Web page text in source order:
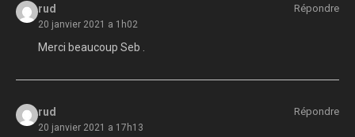
rud
20 janvier 2021 a 1h02
Répondre
Merci beaucoup Seb .
rud
20 janvier 2021 a 17h13
Répondre